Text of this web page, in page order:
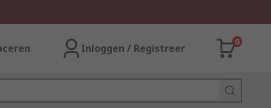
Inloggen / Registreer
0